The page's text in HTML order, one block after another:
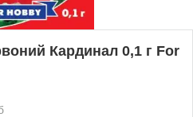
Кардинал 0,1 г For